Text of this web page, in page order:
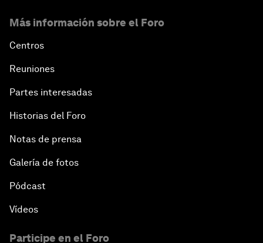
Más información sobre el Foro
Centros
Reuniones
Partes interesadas
Historias del Foro
Notas de prensa
Galería de fotos
Pódcast
Vídeos
Participe en el Foro